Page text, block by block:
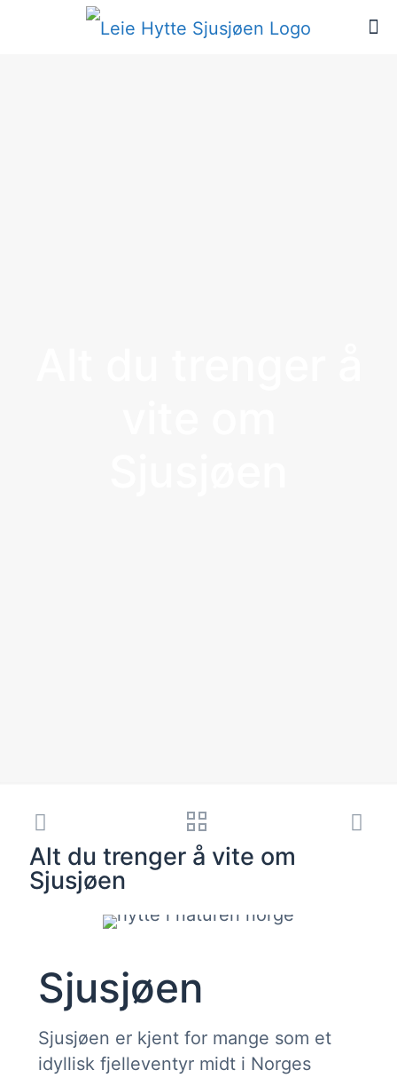
Alt du trenger å vite om
Sjusjøen
Sjusjøen
Sjusjøen er kjent for mange som et
idyllisk fjelleventyr midt i Norges